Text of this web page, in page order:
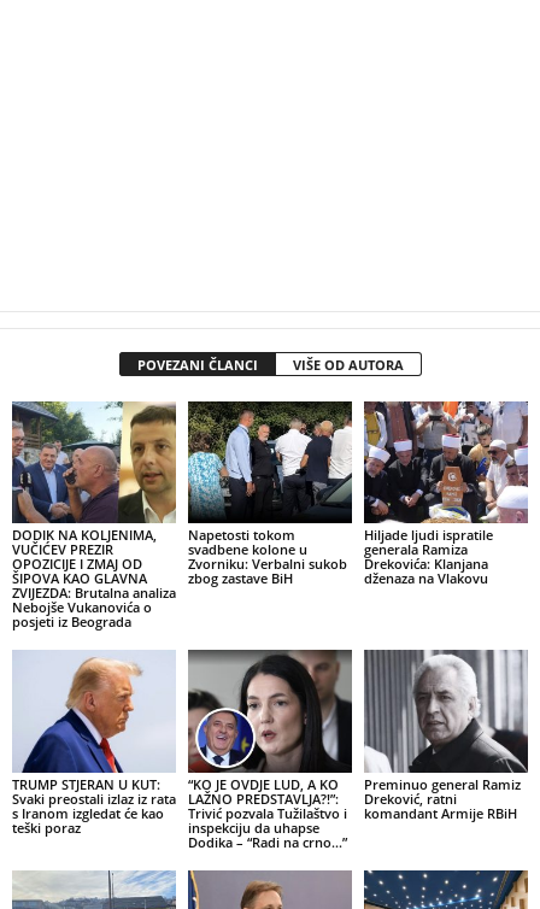
POVEZANI ČLANCI VIŠE OD AUTORA
DODIK NA KOLJENIMA,
VUČIĆEV PREZIR
OPOZICIJE I ZMAJ OD
ŠIPOVA KAO GLAVNA
ZVIJEZDA: Brutalna analiza
Nebojše Vukanovića o
posjeti iz Beograda
Napetosti tokom
svadbene kolone u
Zvorniku: Verbalni sukob
zbog zastave BiH
Hiljade ljudi ispratile
generala Ramiza
Drekovića: Klanjana
dženaza na Vlakovu
TRUMP STJERAN U KUT:
Svaki preostali izlaz iz rata
s Iranom izgledat će kao
teški poraz
“KO JE OVDJE LUD, A KO
LAŽNO PREDSTAVLJA?!”:
Trivić pozvala Tužilaštvo i
inspekciju da uhapse
Dodika – “Radi na crno…”
Preminuo general Ramiz
Dreković, ratni
komandant Armije RBiH